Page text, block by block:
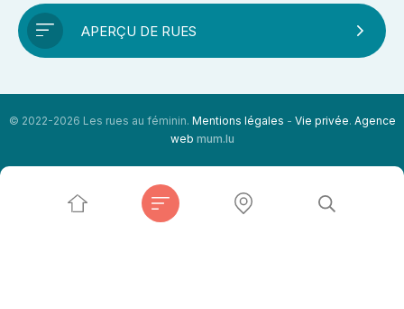
APERÇU DE RUES
© 2022-2026 Les rues au féminin. Mentions légales - Vie privée. Agence
web mum.lu